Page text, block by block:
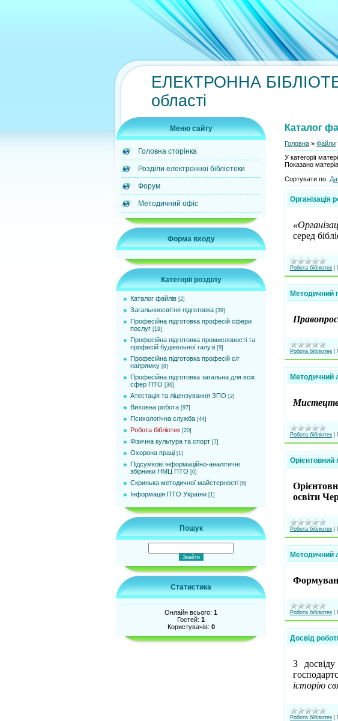
ЕЛЕКТРОННА
області
Меню сайту
Головна сторінка
Розділи електронної бібліотеки
Форум
Методичний офіс
Форма входу
Категорії розділу
Каталог файлів [2]
Загальноосвітня підготовка [39]
Професійна підготовка професій сфери
послуг [19]
Професійна підготовка промисловості та
професій будівельної галузі [9]
Професійна підготовка професій с/г
напрямку [8]
Професійна підготовка загальна для всіх
сфер ПТО [36]
Атестація та ліцензування ЗПО [2]
Виховна робота [97]
Психологічна служба [44]
Робота бібліотек [20]
Фізична культура та спорт [7]
Охорона праці [1]
Підсумкові інформаційно-аналітичні
збірники НМЦ ПТО [0]
Cкринька методичної майстерності [6]
Інформація ПТО України [1]
Пошук
Статистика
Онлайн всього: 1
Гостей: 1
Користувачів: 0
Каталог
Головна » Файли
У категорії
Показано
Сортувати по:
Організація
серед
Робота бібліотек
Методичний
Робота бібліотек
Методичний
Робота бібліотек
Орієнтовний
освіти
Робота бібліотек
Методичний
Робота бібліотек
Досвід
З
історію
Робота бібліотек